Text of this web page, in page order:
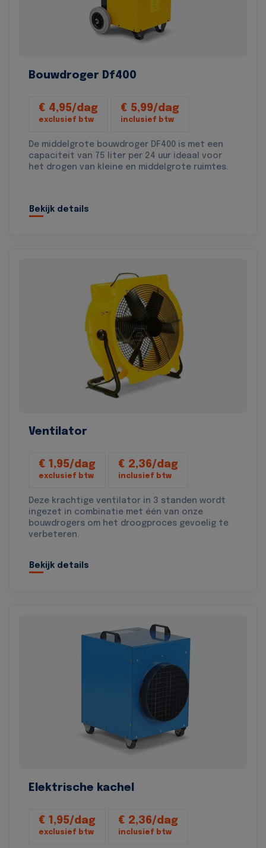
Bouwdroger Df400
€ 4,95/dag
exclusief btw
€ 5,99/dag
inclusief btw
De middelgrote bouwdroger DF400 is met een
capaciteit van 75 liter per 24 uur ideaal voor
het drogen van kleine en middelgrote ruimtes.
Bekijk details
Ventilator
€ 1,95/dag
exclusief btw
€ 2,36/dag
inclusief btw
Deze krachtige ventilator in 3 standen wordt
ingezet in combinatie met één van onze
bouwdrogers om het droogproces gevoelig te
verbeteren.
Bekijk details
Elektrische kachel
€ 1,95/dag
exclusief btw
€ 2,36/dag
inclusief btw